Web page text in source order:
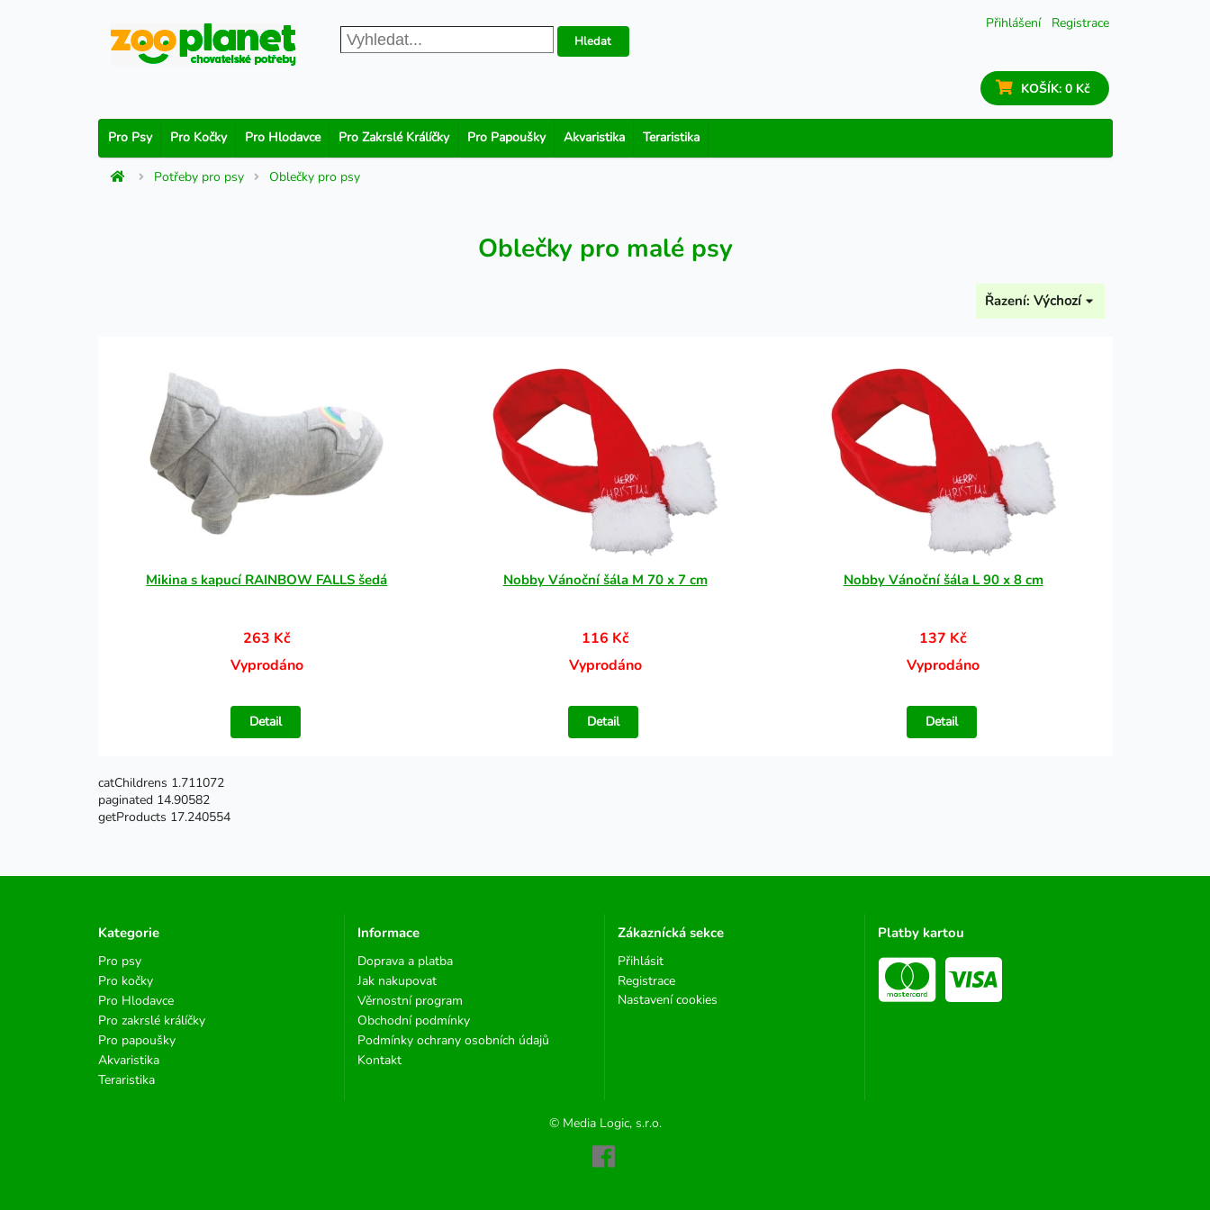
Přihlášení Registrace
Hledat
KOŠÍK: 0 Kč
Pro Psy Pro Kočky Pro Hlodavce Pro Zakrslé Králíčky Pro Papoušky Akvaristika Teraristika
Potřeby pro psy Oblečky pro psy
Oblečky pro malé psy
Řazení: Výchozí
Mikina s kapucí RAINBOW FALLS šedá
263 Kč
Vyprodáno
Detail
Nobby Vánoční šála M 70 x 7 cm
116 Kč
Vyprodáno
Detail
Nobby Vánoční šála L 90 x 8 cm
137 Kč
Vyprodáno
Detail
catChildrens 1.711072
paginated 14.90582
getProducts 17.240554
Kategorie
Pro psy
Pro kočky
Pro Hlodavce
Pro zakrslé králíčky
Pro papoušky
Akvaristika
Teraristika
Informace
Doprava a platba
Jak nakupovat
Věrnostní program
Obchodní podmínky
Podmínky ochrany osobních údajů
Kontakt
Zákaznícká sekce
Přihlásit
Registrace
Nastavení cookies
Platby kartou
© Media Logic, s.r.o.